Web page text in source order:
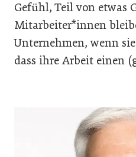
Gefühl, Teil von etwas
Mitarbeiter*innen
Unternehmen, wenn
dass ihre Arbeit einen